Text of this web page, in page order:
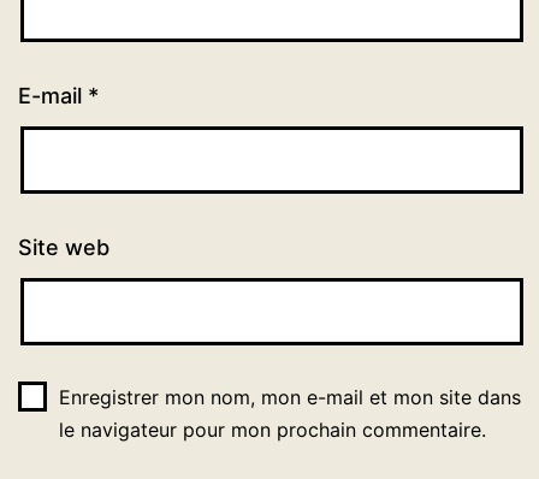
E-mail *
Site web
Enregistrer mon nom, mon e-mail et mon site dans
le navigateur pour mon prochain commentaire.